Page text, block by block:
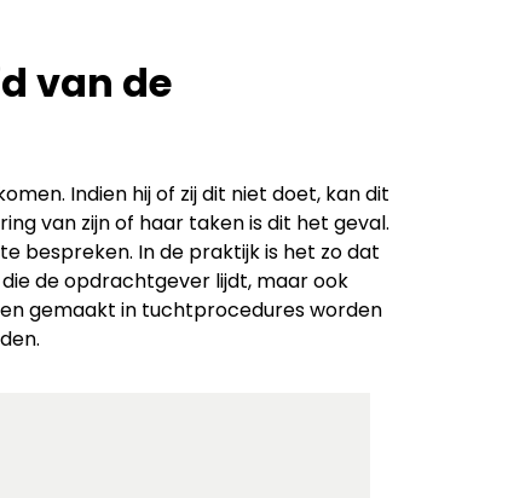
van de
Indien hij of zij dit niet doet, kan dit
van zijn of haar taken is dit het geval.
bespreken. In de praktijk is het zo dat
de opdrachtgever lijdt, maar ook
gemaakt in tuchtprocedures worden